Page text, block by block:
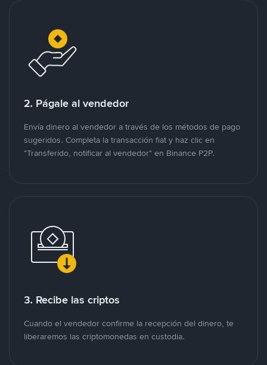
2. Págale al vendedor
Envía dinero al vendedor a través de los métodos de pago
sugeridos. Completa la transacción fiat y haz clic en
"Transferido, notificar al vendedor" en Binance P2P.
3. Recibe las criptos
Cuando el vendedor confirme la recepción del dinero, te
liberaremos las criptomonedas en custodia.